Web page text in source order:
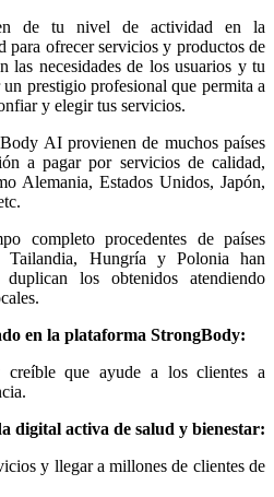
de tu nivel de actividad en la
para ofrecer servicios y productos de
las necesidades de los usuarios y tu
prestigio profesional que permita a
y elegir tus servicios.
AI provienen de muchos países
a pagar por servicios de calidad,
Alemania, Estados Unidos, Japón,
completo procedentes de países
Hungría y Polonia han
los obtenidos atendiendo
en la plataforma StrongBody:
que ayude a los clientes a
digital activa de salud y bienestar:
y llegar a millones de clientes de